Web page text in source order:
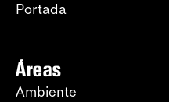
Portada
Áreas
Ambiente